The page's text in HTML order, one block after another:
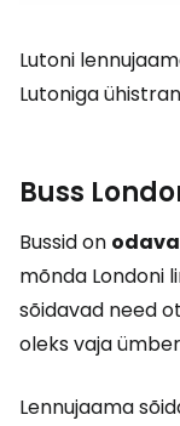
Lutoni
Lutoniga
Buss
Bussid on
mõnda Londoni
sõidavad need
oleks vaja
Lennujaama